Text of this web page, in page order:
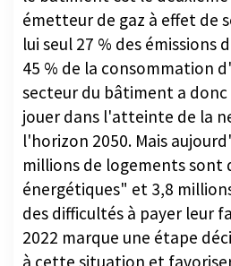
lui seul 27 % des émissions
45 % de la consommation
secteur du bâtiment a donc
jouer dans l'atteinte de la
l'horizon 2050. Mais
millions de logements sont
énergétiques" et 3,8
des difficultés à payer leur
2022 marque une étape
à cette situation et
logements.